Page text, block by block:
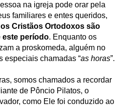
na igreja pode orar pela
familiares e entes queridos,
Cristãos Ortodoxos são
este período. Enquanto os
a proskomeda, alguém no
especiais chamadas “as horas”.
somos chamados a recordar
de Pôncio Pilatos, o
como Ele foi conduzido ao